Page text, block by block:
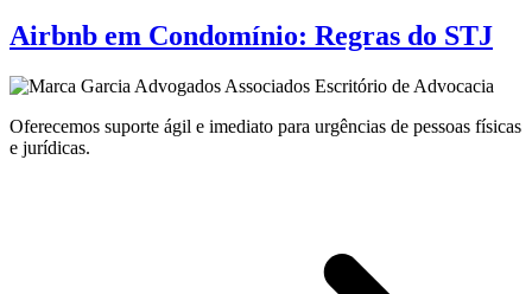
Airbnb em Condomínio: Regras do STJ
Oferecemos suporte ágil e imediato para urgências de pessoas físicas
e jurídicas.